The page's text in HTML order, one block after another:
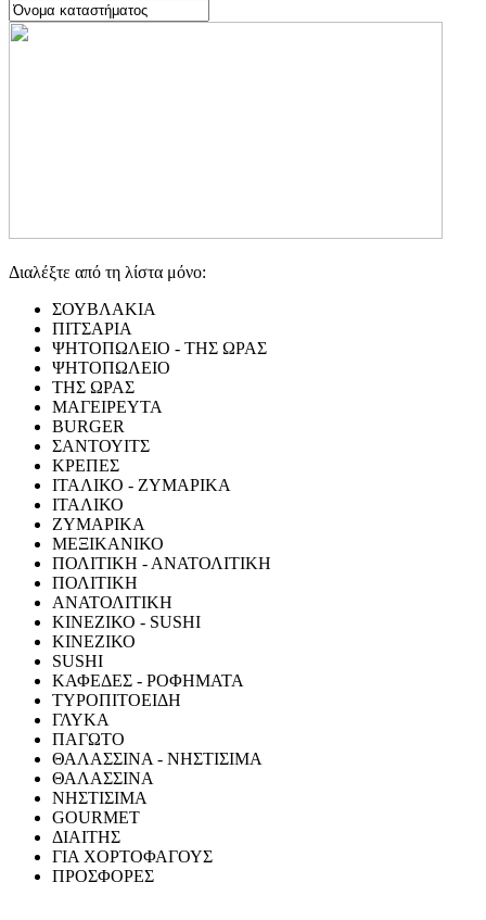
Διαλέξτε από τη λίστα μόνο:
ΣΟΥΒΛΑΚΙΑ
ΠΙΤΣΑΡΙΑ
ΨΗΤΟΠΩΛΕΙΟ - ΤΗΣ ΩΡΑΣ
ΨΗΤΟΠΩΛΕΙΟ
ΤΗΣ ΩΡΑΣ
ΜΑΓΕΙΡΕΥΤΑ
BURGER
ΣΑΝΤΟΥΙΤΣ
ΚΡΕΠΕΣ
ΙΤΑΛΙΚΟ - ΖΥΜΑΡΙΚΑ
ΙΤΑΛΙΚΟ
ΖΥΜΑΡΙΚΑ
ΜΕΞΙΚΑΝΙΚΟ
ΠΟΛΙΤΙΚΗ - ΑΝΑΤΟΛΙΤΙΚΗ
ΠΟΛΙΤΙΚΗ
ΑΝΑΤΟΛΙΤΙΚΗ
ΚΙΝΕΖΙΚΟ - SUSHI
ΚΙΝΕΖΙΚΟ
SUSHI
ΚΑΦΕΔΕΣ - ΡΟΦΗΜΑΤΑ
ΤΥΡΟΠΙΤΟΕΙΔΗ
ΓΛΥΚΑ
ΠΑΓΩΤΟ
ΘΑΛΑΣΣΙΝΑ - ΝΗΣΤΙΣΙΜΑ
ΘΑΛΑΣΣΙΝΑ
ΝΗΣΤΙΣΙΜΑ
GOURMET
ΔΙΑΙΤΗΣ
ΓΙΑ ΧΟΡΤΟΦΑΓΟΥΣ
ΠΡΟΣΦΟΡΕΣ